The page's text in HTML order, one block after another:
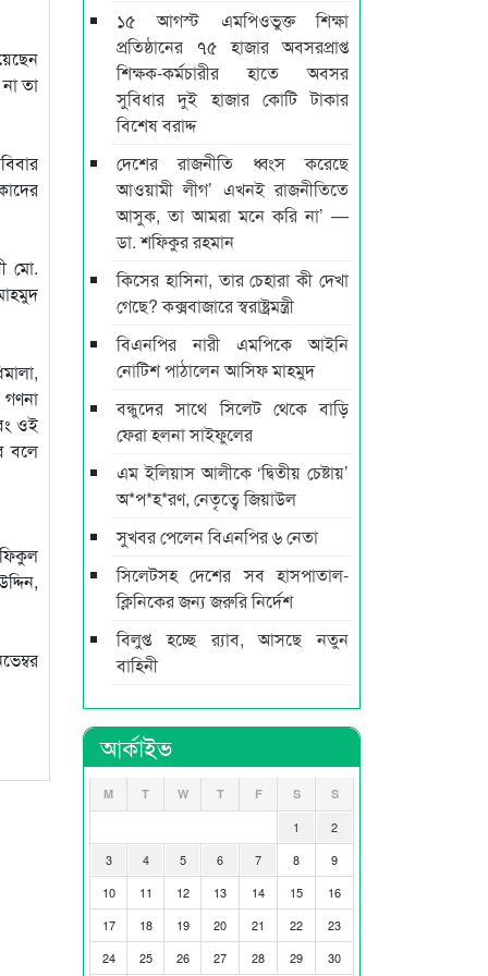
তা
মো.
ওই
বলে
১৫ আগস্ট এমপিওভুক্ত শিক্ষা
প্রতিষ্ঠানের ৭৫ হাজার অবসরপ্রাপ্ত
শিক্ষক-কর্মচারীর হাতে অবসর
সুবিধার দুই হাজার কোটি টাকার
বিশেষ বরাদ্দ
দেশের রাজনীতি ধ্বংস করেছে
আওয়ামী লীগ’ এখনই রাজনীতিতে
আসুক, তা আমরা মনে করি না’ —
ডা. শফিকুর রহমান
কিসের হাসিনা, তার চেহারা কী দেখা
গেছে? কক্সবাজারে স্বরাষ্ট্রমন্ত্রী
বিএনপির নারী এমপিকে আইনি
নোটিশ পাঠালেন আসিফ মাহমুদ
বন্ধুদের সাথে সিলেট থেকে বাড়ি
ফেরা হলনা সাইফুলের
এম ইলিয়াস আলীকে ‘দ্বিতীয় চেষ্টায়’
অ*প*হ*রণ, নেতৃত্বে জিয়াউল
সুখবর পেলেন বিএনপির ৬ নেতা
সিলেটসহ দেশের সব হাসপাতাল-
ক্লিনিকের জন্য জরুরি নির্দেশ
বিলুপ্ত হচ্ছে র‍্যাব, আসছে নতুন
বাহিনী
আর্কাইভ
M T W T F S S
1
2
3
4 5 6 7 8
9
10
11 12 13 14 15
16
17
18 19 20 21 22
23
24
25 26 27 28 29
30